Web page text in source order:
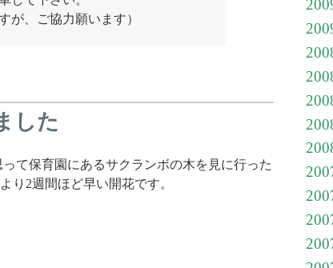
が、ご協力願います）
した
て保育園にあるサクランボの木を見に行った
り2週間ほど早い開花です。